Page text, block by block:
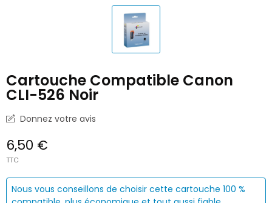
Cartouche Compatible Canon
CLI-526 Noir
Donnez votre avis
6,50 €
TTC
Nous vous conseillons de choisir cette cartouche 100 %